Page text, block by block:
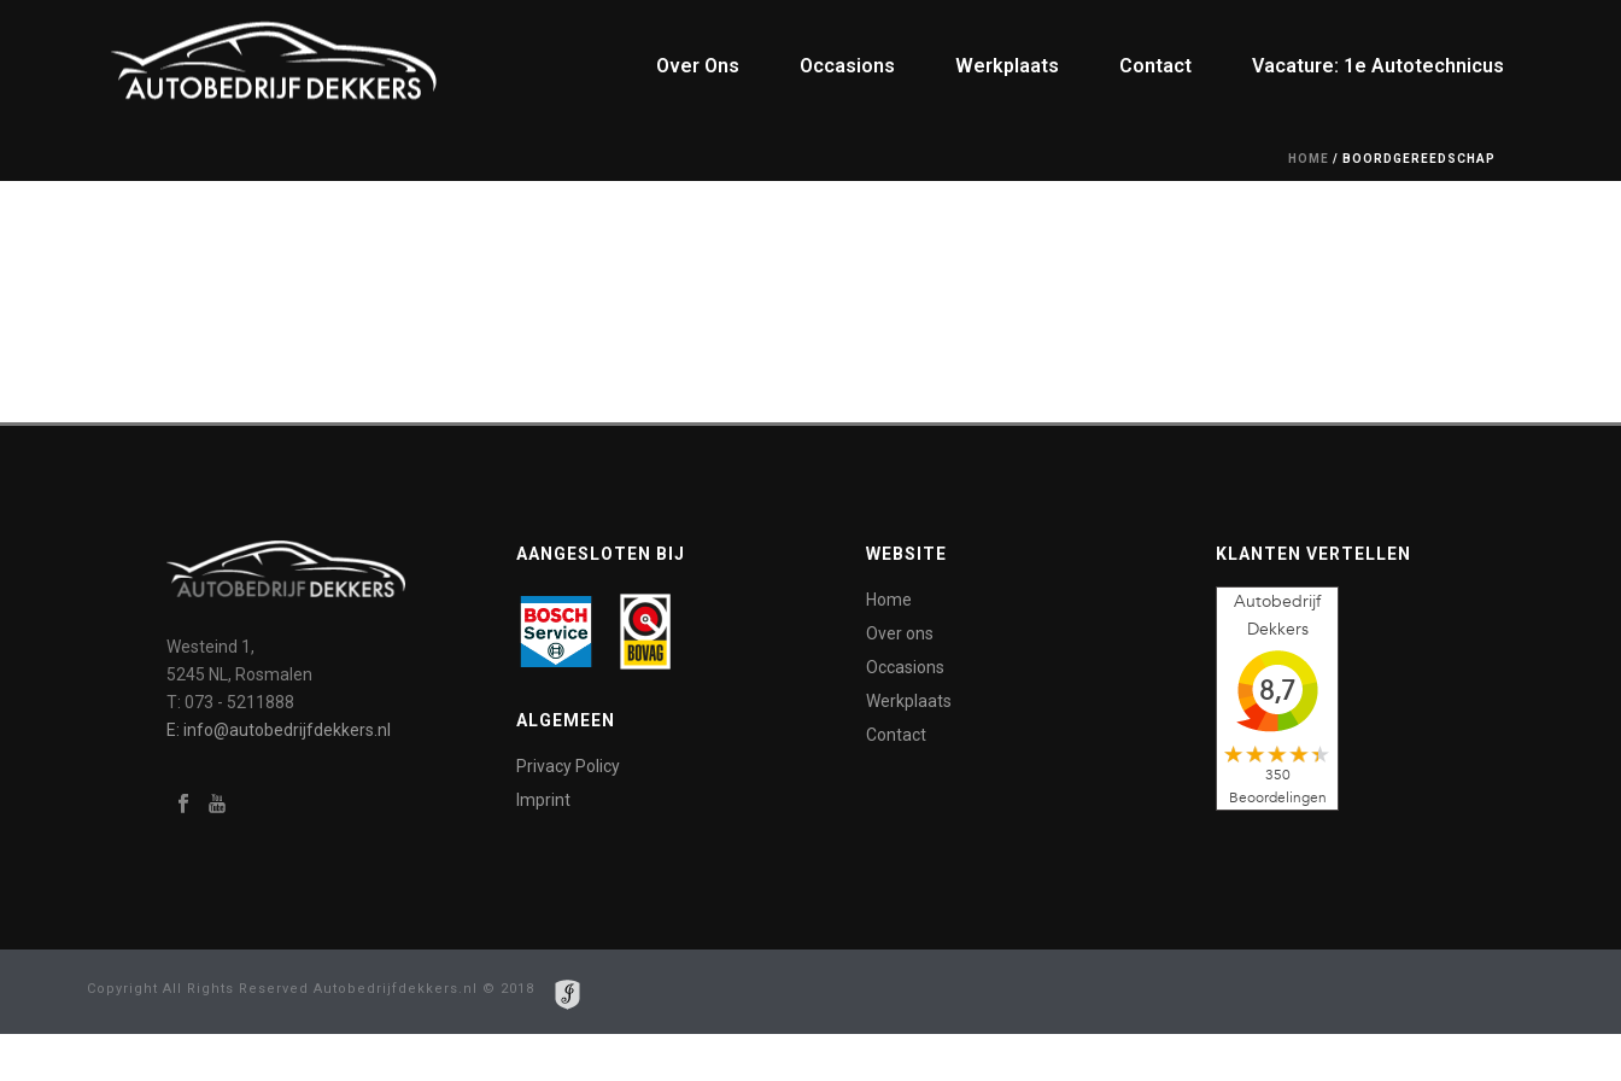
Over Ons Occasions Werkplaats Contact Vacature: 1e Autotechnicus
HOME / BOORDGEREEDSCHAP
Westeind 1,
5245 NL, Rosmalen
T: 073 - 5211888
E: info@autobedrijfdekkers.nl
AANGESLOTEN BIJ
ALGEMEEN
Privacy Policy
Imprint
WEBSITE
Home
Over ons
Occasions
Werkplaats
Contact
KLANTEN VERTELLEN
Autobedrijf
Dekkers
8,7
350
Beoordelingen
Copyright All Rights Reserved Autobedrijfdekkers.nl © 2018